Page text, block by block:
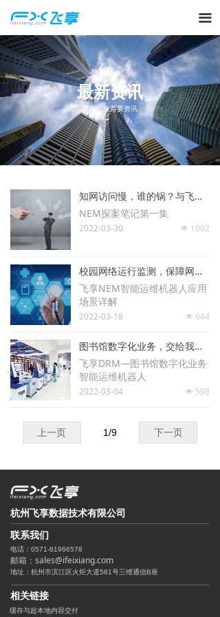
끀
掌握行业首要资讯
最新资讯
知网访问慢，谁的锅？与飞享NEM一起走进科学。
NEM探案笔记第一集
넶 1002
2022-03-30
校园网络运行监测，保障网络访问流畅
飞享NEM智能运维机器人应用
场景详解
넶 644
2022-03-18
图书馆数字化业务，交给我来守护
飞享DRM—图书馆数字化业务
智能运维机器人
넶 598
2022-03-04
上一页 下一页
1/9
缓存与超本地内容交付
联系我们
电话：0571-81966578
邮箱：sales@ifeixiang.com
地址：杭州市滨江区火炬大道581号三维通信B座
杭州飞享数据技术有限公司
相关链接